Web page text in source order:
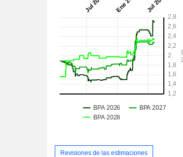
Revisiones de las estimaciones